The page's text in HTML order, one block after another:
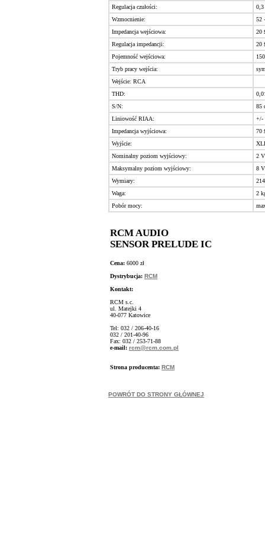
Regulacja czułości:
Wzmocnienie:
52
Impedancja wejściowa:
20
Regulacja impedancji:
20
Pojemność wejściowa:
Tryb pracy wejścia:
Wejście: RCA
THD:
S/N:
85
Liniowość RIAA:
+/-
Impedancja wyjściowa:
70
Wyjście:
Nominalny poziom wyjściowy:
2
Maksymalny poziom wyjściowy:
8
Wymiary:
Waga:
2
Pobór mocy:
RCM AUDIO
SENSOR PRELUDE IC
Cena: 6000 zł
Dystrybucja: RCM
Kontakt:
RCM s.c.
ul. Matejki 4
40-077 Katowice
Tel: 032 / 206-40-16
032 / 201-40-96
Fax: 032 / 253-71-88
e-mail: rcm@rcm.com.pl
Strona producenta: RCM
POWRÓT DO STRONY GŁÓWNEJ